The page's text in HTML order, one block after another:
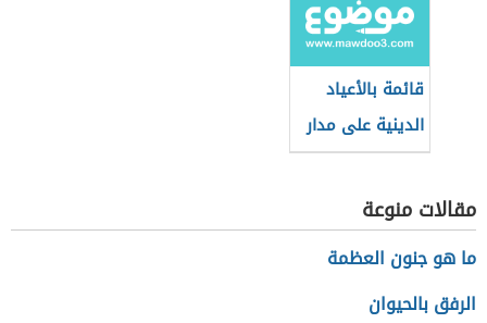
قائمة بالأعياد
الدينية على مدار
العام
مقالات منوعة
ما هو جنون العظمة
الرفق بالحيوان